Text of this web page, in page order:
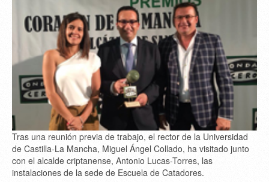
Tras una reunión previa de trabajo, el rector de la Universidad
de Castilla-La Mancha, Miguel Ángel Collado, ha visitado junto
con el alcalde criptanense, Antonio Lucas-Torres, las
instalaciones de la sede de Escuela de Catadores.